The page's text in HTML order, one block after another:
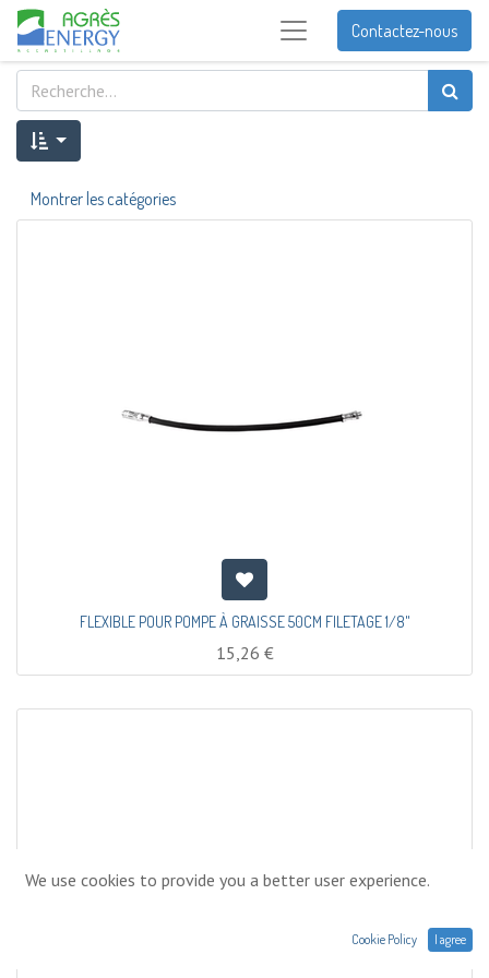
Contactez-nous
Montrer les catégories
FLEXIBLE POUR POMPE À GRAISSE 50CM FILETAGE 1/8"
15,26 €
We use cookies to provide you a better user experience.
Cookie Policy I agree